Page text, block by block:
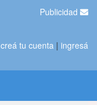
Publicidad
creá tu cuenta | ingresá